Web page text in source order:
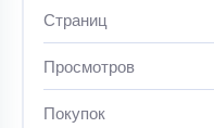
Страниц
Просмотров
Покупок